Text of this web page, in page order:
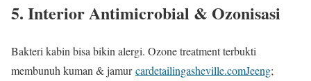
5. Interior Antimicrobial & Ozonisasi
Bakteri kabin bisa bikin alergi. Ozone treatment terbukti
membunuh kuman & jamurcardetailingasheville.comJeeng;